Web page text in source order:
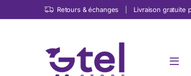
Skip to navigation
Skip to content Retours & échanges Livraison gratuite